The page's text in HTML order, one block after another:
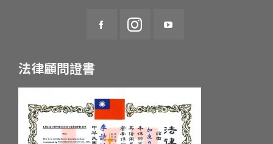
法律顧問證書